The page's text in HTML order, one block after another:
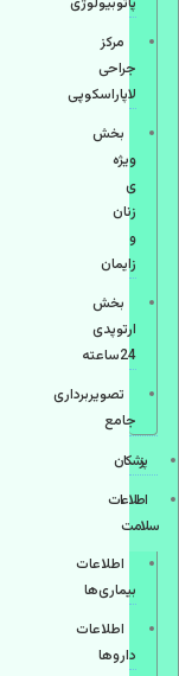
مرکز
جراحی
لاپاراسکوپی
بخش
ویژه
ی
زنان
و
زایمان
بخش
ارتوپدی
24ساعته
تصویربرداری
جامع
پزشكان
اطلاعات
سلامت
اطلاعات
بیماری‌ها
اطلاعات
دارو‌ها